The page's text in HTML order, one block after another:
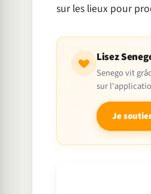
sur les lieux pour
Lisez
Senego vit
sur
Je